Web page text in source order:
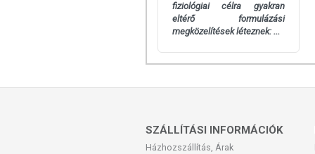
fiziológiai célra gyakran
eltérő formulázási
megközelítések léteznek: ...
SZÁLLÍTÁSI INFORMÁCIÓK
Házhozszállítás, Árak